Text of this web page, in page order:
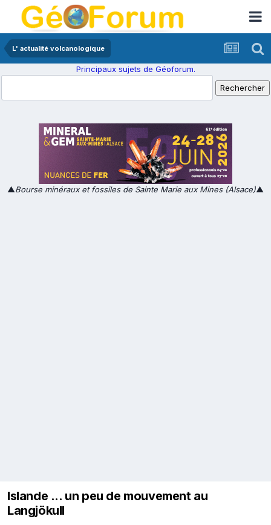
L' actualité volcanologique
Principaux sujets de Géoforum.
▲Bourse minéraux et fossiles de Sainte Marie aux Mines (Alsace)▲
Islande ... un peu de mouvement au
Langjökull